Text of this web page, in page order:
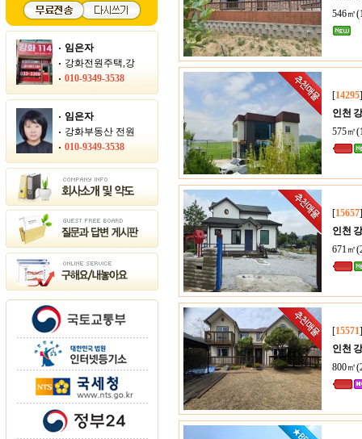
임은자
강화전원주택,강
010-9349-3538
임은자
강화부동산 전원
010-9349-3538
546㎡
[14295
인천
575㎡
[15657
인천
671㎡
[15571
인천
800㎡